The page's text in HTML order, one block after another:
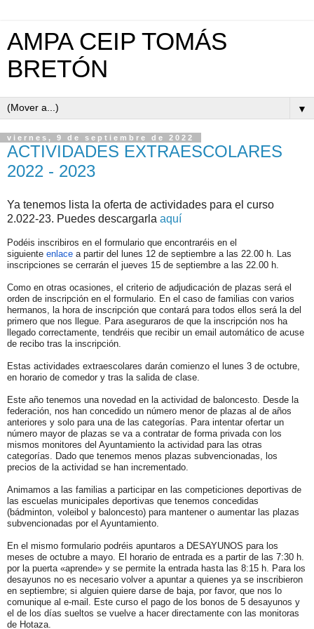
AMPA CEIP TOMÁS
BRETÓN
▼
viernes, 9 de septiembre de 2022
ACTIVIDADES EXTRAESCOLARES
2022 - 2023
Ya tenemos lista la oferta de actividades para el curso
2.022-23. Puedes descargarla aquí
Podéis inscribiros en el formulario que encontraréis en el
siguiente enlace a partir del lunes 12 de septiembre a las 22.00 h. Las
inscripciones se cerrarán el jueves 15 de septiembre a las 22.00 h.
Como en otras ocasiones, el criterio de adjudicación de plazas será el
orden de inscripción en el formulario. En el caso de familias con varios
hermanos, la hora de inscripción que contará para todos ellos será la del
primero que nos llegue. Para aseguraros de que la inscripción nos ha
llegado correctamente, tendréis que recibir un email automático de acuse
de recibo tras la inscripción.
Estas actividades extraescolares darán comienzo el lunes 3 de octubre,
en horario de comedor y tras la salida de clase.
Este año tenemos una novedad en la actividad de baloncesto. Desde la
federación, nos han concedido un número menor de plazas al de años
anteriores y solo para una de las categorías. Para intentar ofertar un
número mayor de plazas se va a contratar de forma privada con los
mismos monitores del Ayuntamiento la actividad para las otras
categorías. Dado que tenemos menos plazas subvencionadas, los
precios de la actividad se han incrementado.
Animamos a las familias a participar en las competiciones deportivas de
las escuelas municipales deportivas que tenemos concedidas
(bádminton, voleibol y baloncesto) para mantener o aumentar las plazas
subvencionadas por el Ayuntamiento.
En el mismo formulario podréis apuntaros a DESAYUNOS para los
meses de octubre a mayo. El horario de entrada es a partir de las 7:30 h.
por la puerta «aprende» y se permite la entrada hasta las 8:15 h. Para los
desayunos no es necesario volver a apuntar a quienes ya se inscribieron
en septiembre; si alguien quiere darse de baja, por favor, que nos lo
comunique al e-mail. Este curso el pago de los bonos de 5 desayunos y
el de los días sueltos se vuelve a hacer directamente con las monitoras
de Hotaza.